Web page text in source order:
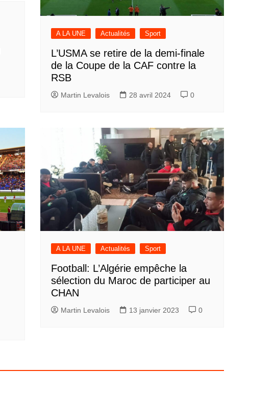
A LA UNE Actualités Sport
L’USMA se retire de la demi-finale
de la Coupe de la CAF contre la
RSB
Martin Levalois 28 avril 2024 0
A LA UNE Actualités Sport
Football: L’Algérie empêche la
sélection du Maroc de participer au
CHAN
Martin Levalois 13 janvier 2023 0